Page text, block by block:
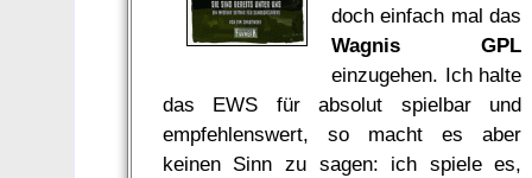
doch einfach mal das
Wagnis GPL
einzugehen. Ich halte
das EWS für absolut spielbar und
empfehlenswert, so macht es aber
keinen Sinn zu sagen: ich spiele es,